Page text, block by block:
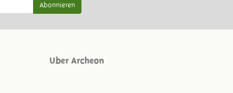
Abonnieren
Uber Archeon